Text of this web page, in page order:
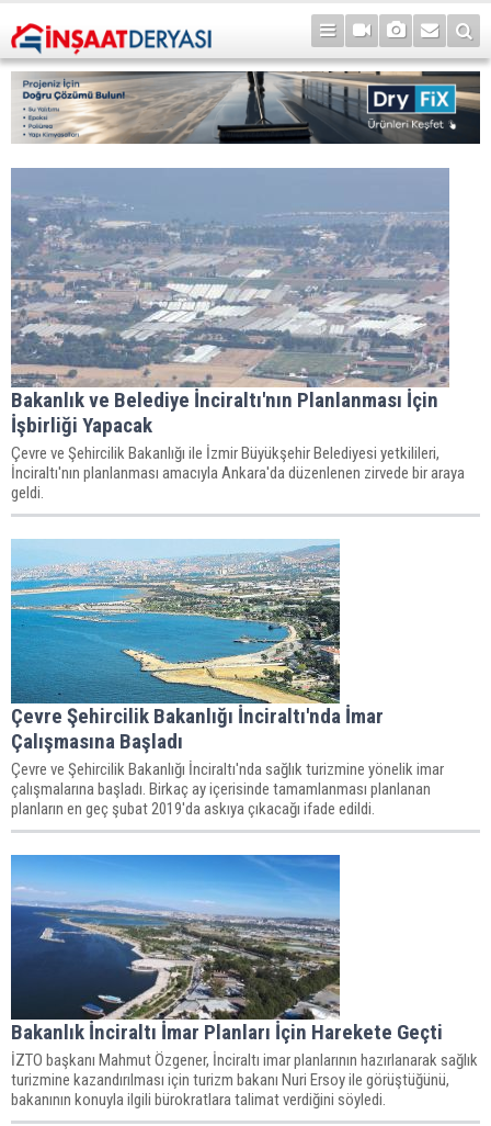
Bakanlık ve Belediye İnciraltı'nın Planlanması İçin
İşbirliği Yapacak
Çevre ve Şehircilik Bakanlığı ile İzmir Büyükşehir Belediyesi yetkilileri,
İnciraltı'nın planlanması amacıyla Ankara'da düzenlenen zirvede bir araya
geldi.
Çevre Şehircilik Bakanlığı İnciraltı'nda İmar
Çalışmasına Başladı
Çevre ve Şehircilik Bakanlığı İnciraltı'nda sağlık turizmine yönelik imar
çalışmalarına başladı. Birkaç ay içerisinde tamamlanması planlanan
planların en geç şubat 2019'da askıya çıkacağı ifade edildi.
Bakanlık İnciraltı İmar Planları İçin Harekete Geçti
İZTO başkanı Mahmut Özgener, İnciraltı imar planlarının hazırlanarak sağlık
turizmine kazandırılması için turizm bakanı Nuri Ersoy ile görüştüğünü,
bakanının konuyla ilgili bürokratlara talimat verdiğini söyledi.